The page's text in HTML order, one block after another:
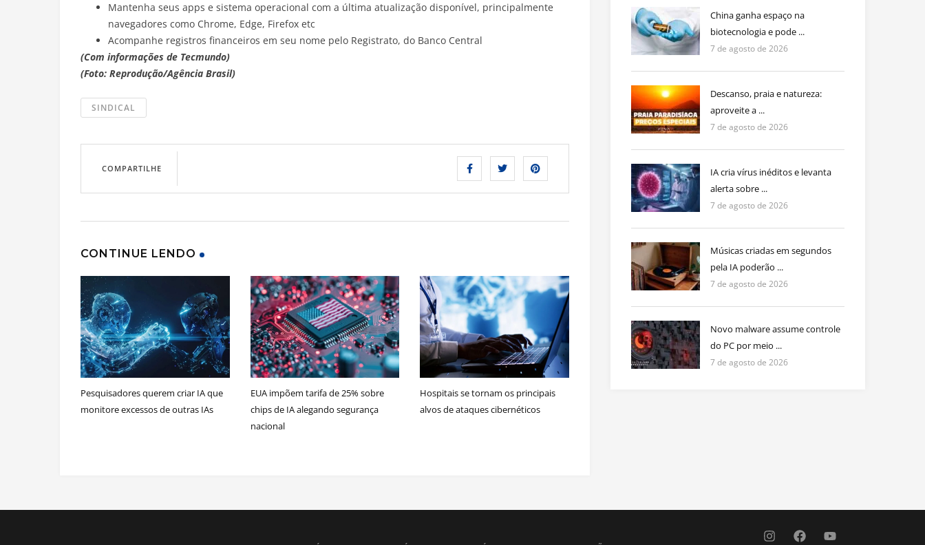
Mantenha seus apps e sistema operacional com a última atualização disponível, principalmente
navegadores como Chrome, Edge, Firefox etc
Acompanhe registros financeiros em seu nome pelo Registrato, do Banco Central
(Com informações de Tecmundo)
(Foto: Reprodução/Agência Brasil)
SINDICAL
COMPARTILHE
CONTINUE LENDO
Pesquisadores querem criar IA que
monitore excessos de outras IAs
EUA impõem tarifa de 25% sobre
chips de IA alegando segurança
nacional
Hospitais se tornam os principais
alvos de ataques cibernéticos
China ganha espaço na
biotecnologia e pode ...
7 de agosto de 2026
Descanso, praia e natureza:
aproveite a ...
7 de agosto de 2026
IA cria vírus inéditos e levanta
alerta sobre ...
7 de agosto de 2026
Músicas criadas em segundos
pela IA poderão ...
7 de agosto de 2026
Novo malware assume controle
do PC por meio ...
7 de agosto de 2026